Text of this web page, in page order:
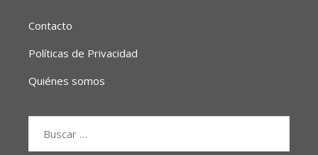
Contacto
Políticas de Privacidad
Quiénes somos